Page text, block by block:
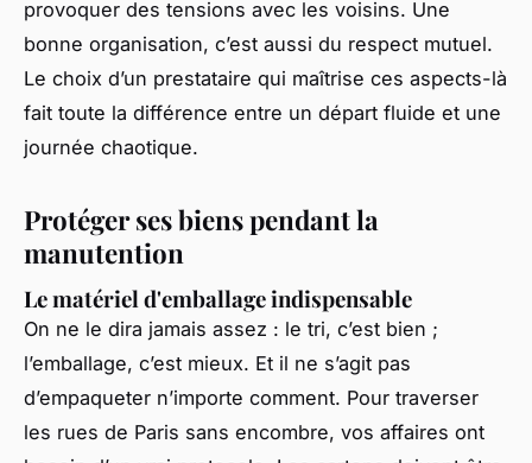
provoquer des tensions avec les voisins. Une
bonne organisation, c’est aussi du respect mutuel.
Le choix d’un prestataire qui maîtrise ces aspects-là
fait toute la différence entre un départ fluide et une
journée chaotique.
Protéger ses biens pendant la
manutention
Le matériel d'emballage indispensable
On ne le dira jamais assez : le tri, c’est bien ;
l’emballage, c’est mieux. Et il ne s’agit pas
d’empaqueter n’importe comment. Pour traverser
les rues de Paris sans encombre, vos affaires ont